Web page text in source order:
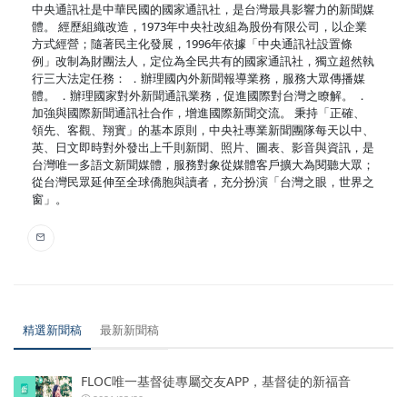
中央通訊社是中華民國的國家通訊社，是台灣最具影響力的新聞媒
體。 經歷組織改造，1973年中央社改組為股份有限公司，以企業
方式經營；隨著民主化發展，1996年依據「中央通訊社設置條
例」改制為財團法人，定位為全民共有的國家通訊社，獨立超然執
行三大法定任務： ．辦理國內外新聞報導業務，服務大眾傳播媒
體。 ．辦理國家對外新聞通訊業務，促進國際對台灣之瞭解。 ．
加強與國際新聞通訊社合作，增進國際新聞交流。 秉持「正確、
領先、客觀、翔實」的基本原則，中央社專業新聞團隊每天以中、
英、日文即時對外發出上千則新聞、照片、圖表、影音與資訊，是
台灣唯一多語文新聞媒體，服務對象從媒體客戶擴大為閱聽大眾；
從台灣民眾延伸至全球僑胞與讀者，充分扮演「台灣之眼，世界之
窗」。
精選新聞稿 最新新聞稿
FLOC唯一基督徒專屬交友APP，基督徒的新福音